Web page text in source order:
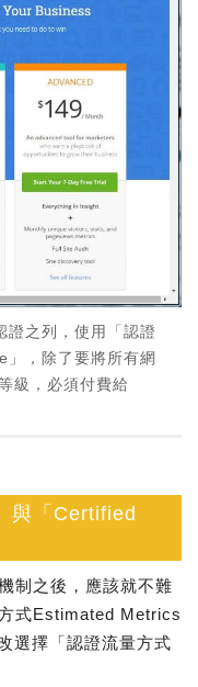
證之列，使用「認證
，除了要將所有網
級，必須付費給
與「Certified
制之後，應該就不難
式Estimated Metrics
選擇「認證流量方式